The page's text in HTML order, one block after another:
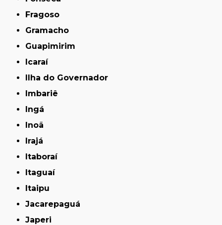
Fragoso
Gramacho
Guapimirim
Icaraí
Ilha do Governador
Imbariê
Ingá
Inoã
Irajá
Itaboraí
Itaguaí
Itaipu
Jacarepaguá
Japeri